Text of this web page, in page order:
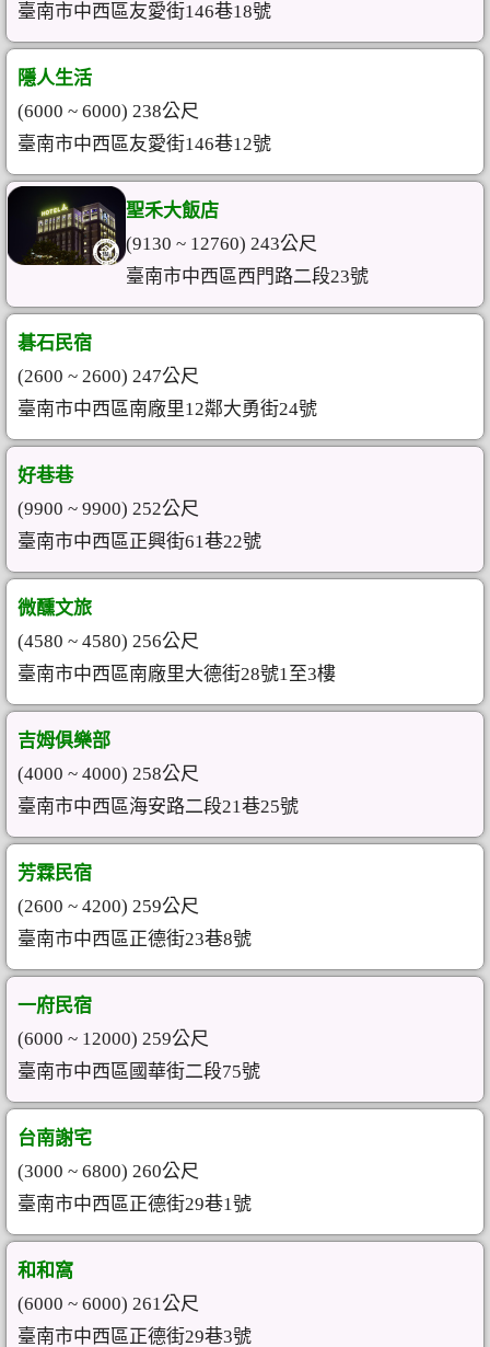
臺南市中西區友愛街146巷18號
隱人生活
(6000 ~ 6000) 238公尺
臺南市中西區友愛街146巷12號
聖禾大飯店
(9130 ~ 12760) 243公尺
臺南市中西區西門路二段23號
碁石民宿
(2600 ~ 2600) 247公尺
臺南市中西區南廠里12鄰大勇街24號
好巷巷
(9900 ~ 9900) 252公尺
臺南市中西區正興街61巷22號
微醺文旅
(4580 ~ 4580) 256公尺
臺南市中西區南廠里大德街28號1至3樓
吉姆俱樂部
(4000 ~ 4000) 258公尺
臺南市中西區海安路二段21巷25號
芳霖民宿
(2600 ~ 4200) 259公尺
臺南市中西區正德街23巷8號
一府民宿
(6000 ~ 12000) 259公尺
臺南市中西區國華街二段75號
台南謝宅
(3000 ~ 6800) 260公尺
臺南市中西區正德街29巷1號
和和窩
(6000 ~ 6000) 261公尺
臺南市中西區正德街29巷3號